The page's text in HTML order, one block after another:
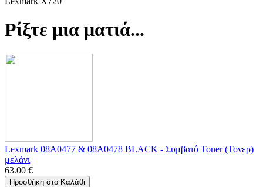
Ρίξτε μια ματιά...
Lexmark 08A0477 & 08A0478 BLACK - Συμβατό Toner (Τονερ)
μελάνι
63.00 €
Προσθήκη στο Καλάθι